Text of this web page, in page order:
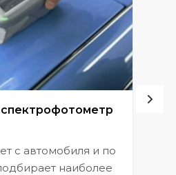
с автомобиля и по
наиболее